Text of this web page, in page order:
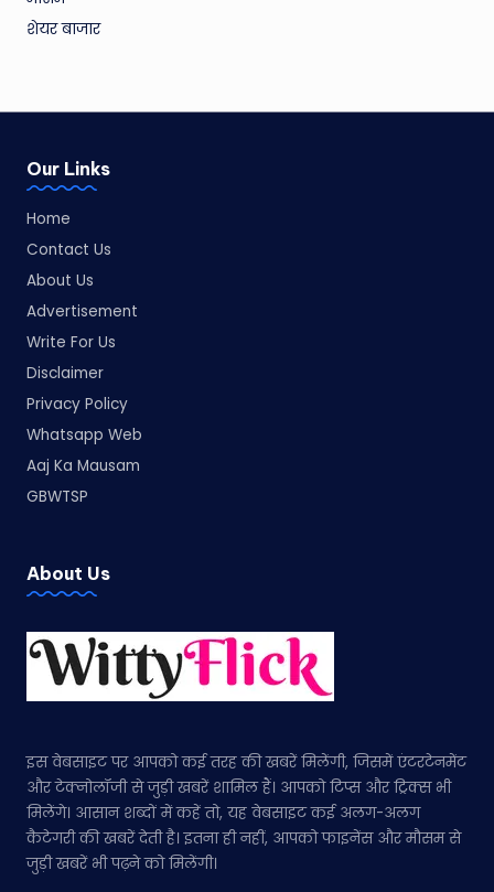
शेयर बाजार
Our Links
Home
Contact Us
About Us
Advertisement
Write For Us
Disclaimer
Privacy Policy
Whatsapp Web
Aaj Ka Mausam
GBWTSP
About Us
इस वेबसाइट पर आपको कई तरह की खबरें मिलेंगी, जिसमें एंटरटेनमेंट
और टेक्नोलॉजी से जुड़ी खबरें शामिल हैं। आपको टिप्स और ट्रिक्स भी
मिलेंगे। आसान शब्दों में कहें तो, यह वेबसाइट कई अलग-अलग
कैटेगरी की खबरें देती है। इतना ही नहीं, आपको फाइनेंस और मौसम से
जुड़ी खबरें भी पढ़ने को मिलेंगी।